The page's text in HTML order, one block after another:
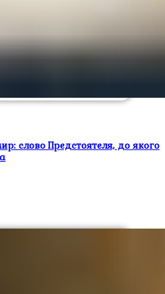
слово Предстоятеля, до якого